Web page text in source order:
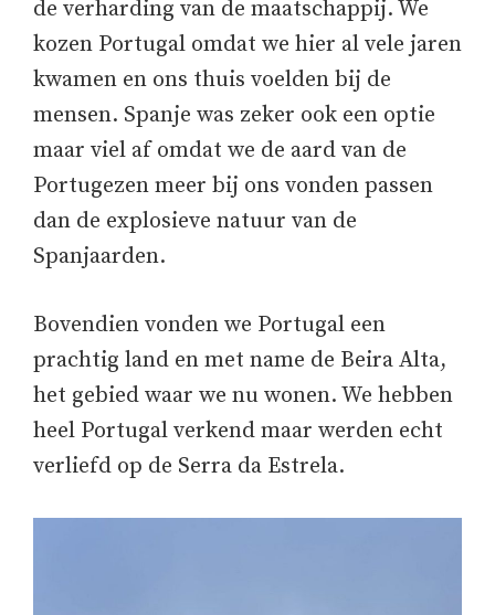
de verharding van de maatschappij. We
kozen Portugal omdat we hier al vele jaren
kwamen en ons thuis voelden bij de
mensen. Spanje was zeker ook een optie
maar viel af omdat we de aard van de
Portugezen meer bij ons vonden passen
dan de explosieve natuur van de
Spanjaarden.
Bovendien vonden we Portugal een
prachtig land en met name de Beira Alta,
het gebied waar we nu wonen. We hebben
heel Portugal verkend maar werden echt
verliefd op de Serra da Estrela.